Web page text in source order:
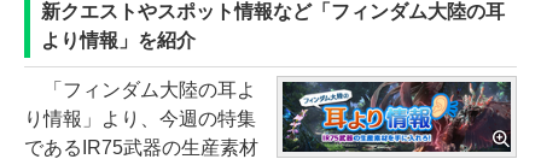
新クエストやスポット情報など「フィンダム大陸の耳
より情報」を紹介
「フィンダム大陸の耳よ
り情報」より、今週の特集
であるIR75武器の生産素材